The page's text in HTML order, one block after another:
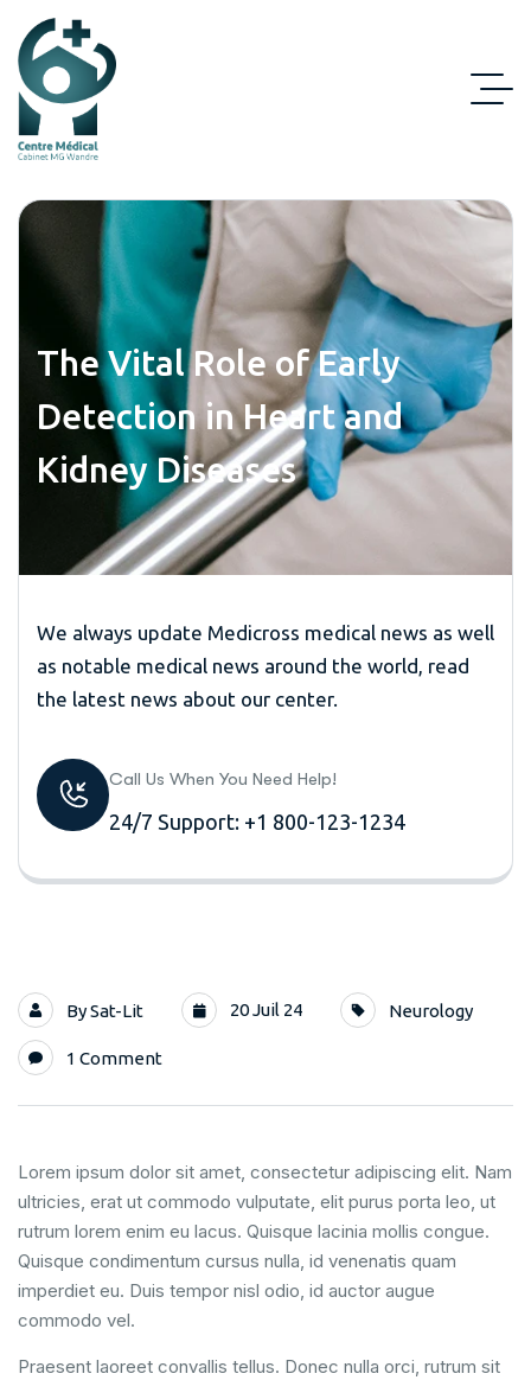
The Vital Role of Early
Detection in Heart and
Kidney Diseases
We always update Medicross medical news as well
as notable medical news around the world, read
the latest news about our center.
Call Us When You Need Help!
24/7 Support: +1 800-123-1234
BySat-Lit 20 Juil 24 Neurology
1 Comment
Lorem ipsum dolor sit amet, consectetur adipiscing elit. Nam
ultricies, erat ut commodo vulputate, elit purus porta leo, ut
rutrum lorem enim eu lacus. Quisque lacinia mollis congue.
Quisque condimentum cursus nulla, id venenatis quam
imperdiet eu. Duis tempor nisl odio, id auctor augue
commodo vel.
Praesent laoreet convallis tellus. Donec nulla orci, rutrum sit